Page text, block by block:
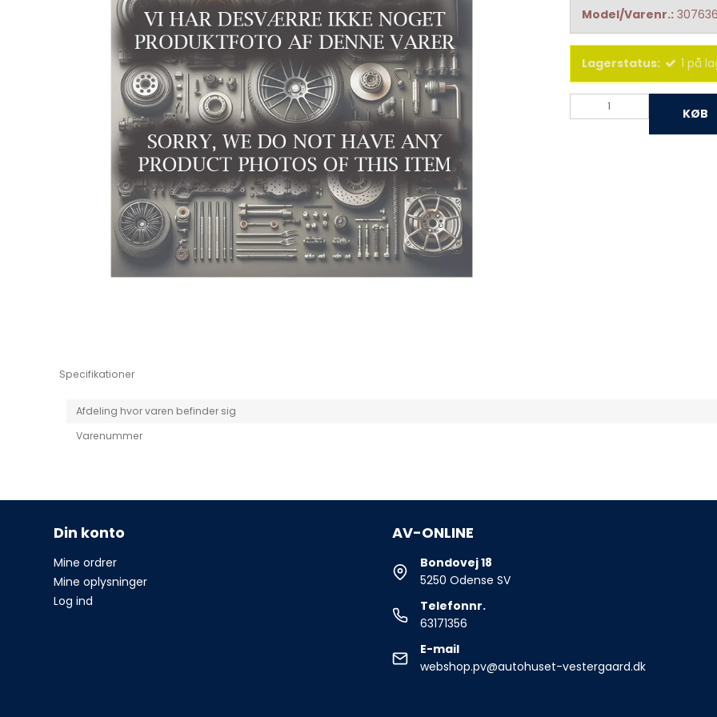
Niro EV
Picanto MY25
Model/Varenr.:
Lagerstatus: 1 på
KØB
Specifikationer
Afdeling hvor varen befinder sig
Varenummer
Din konto
Mine ordrer
Mine oplysninger
Log ind
AV-ONLINE
Bondovej 18
5250 Odense SV
Telefonnr.
63171356
E-mail
webshop.pv@autohuset-vestergaard.dk